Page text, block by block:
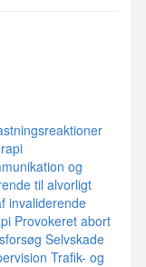
og
til alvorligt
invaliderende
Provokeret abort
Selvskade
Trafik- og